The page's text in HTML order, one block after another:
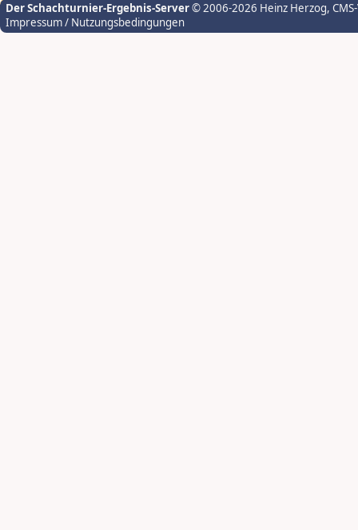
Der Schachturnier-Ergebnis-Server© 2006-2026 Heinz Herzog,
Impressum / Nutzungsbedingungen